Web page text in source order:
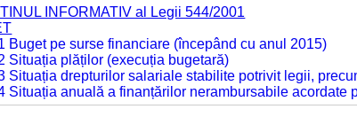
INFORMATIV al Legii 544/2001
Buget pe surse financiare (începând cu anul 2015)
Situația plăților (execuția bugetară)
Situația drepturilor salariale stabilite potrivit legii,
Situația anuală a finanțărilor nerambursabile acordate